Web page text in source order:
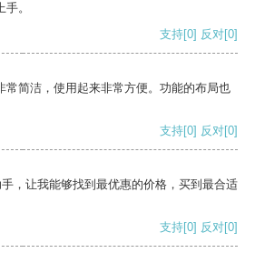
。
支持[0] 反对[0]
常简洁，使用起来非常方便。功能的布局也
支持[0] 反对[0]
，让我能够找到最优惠的价格，买到最合适
支持[0] 反对[0]